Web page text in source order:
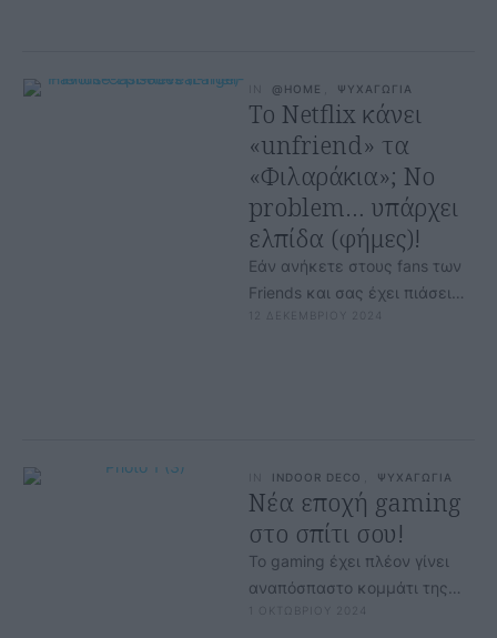
IN @HOME ΨΥΧΑΓΩΓΙΑ
Το Netflix κάνει
«unfriend» τα
«Φιλαράκια»; Νο
problem… υπάρχει
ελπίδα (φήμες)!
Εάν ανήκετε στους fans των
Friends και σας έχει πιάσει…
άγχος για το τηλεοπτικό
12 ΔΕΚΕΜΒΡΙΟΥ 2024
IN INDOOR DECO ΨΥΧΑΓΩΓΙΑ
Νέα εποχή gaming
στο σπίτι σου!
Το gaming έχει πλέον γίνει
αναπόσπαστο κομμάτι της
καθημερινότητάς μας. Είτε το
1 ΟΚΤΩΒΡΙΟΥ 2024